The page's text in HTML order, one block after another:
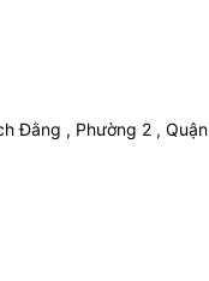
Đằng , Phường 2 ,